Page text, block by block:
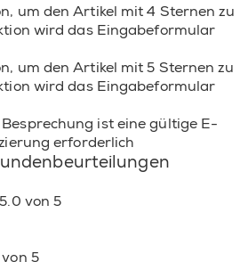
um den Artikel mit 4 Sternen zu
wird das Eingabeformular
um den Artikel mit 5 Sternen zu
wird das Eingabeformular
ist eine gültige E-
erforderlich
von 5
5